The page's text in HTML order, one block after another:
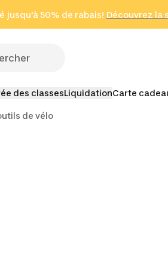
jusqu'à 50% de rabais! Découvrez la
Cliquez ici
en seulement 2
(Zones sélectionnées)
des classesLiquidationCarte
de vélo